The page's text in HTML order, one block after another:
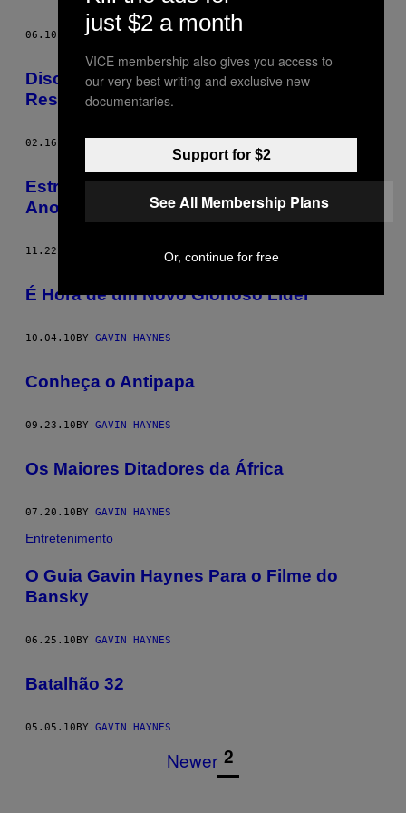
06.10.11 BYGAVIN HAYNES
Disco Novo do Radiohead: A Primeira
Resenha
02.16.11
Estrelas Esquecidas do Terrorismo dos
Anos 70
11.22.10 GAVIN HAYNES
É Hora de um Novo Glorioso Líder
10.04.10BY GAVIN HAYNES
Conheça o Antipapa
09.23.10BY GAVIN HAYNES
Os Maiores Ditadores da África
07.20.10BY GAVIN HAYNES
Entretenimento
O Guia Gavin Haynes Para o Filme do
Bansky
06.25.10BY GAVIN HAYNES
Batalhão 32
05.05.10BY GAVIN HAYNES
Newer 1
2
just $2 a month
VICE membership also gives you access to
our very best writing and exclusive new
documentaries.
Support for $2
See All Membership Plans
Or, continue for free